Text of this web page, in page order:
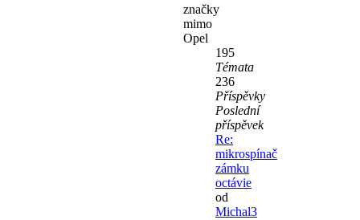
značky
mimo
Opel
195
Témata
236
Příspěvky
Poslední
příspěvek
Re:
mikrospínač
zámku
octávie
od
Michal3